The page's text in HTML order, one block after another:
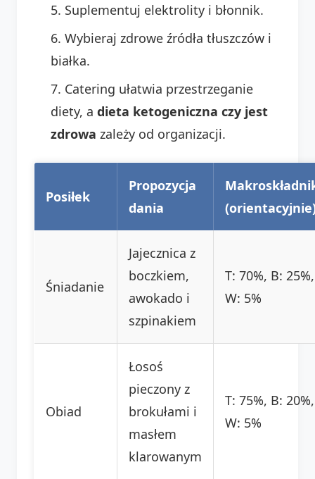
Suplementuj elektrolity i błonnik.
Wybieraj zdrowe źródła tłuszczów i
białka.
Catering ułatwia przestrzeganie
diety, a dieta ketogeniczna czy jest
zdrowa zależy od organizacji.
Posiłek
Propozycja
dania
Śniadanie
Jajecznica z
boczkiem,
awokado i
szpinakiem
T: 70%, B: 25%,
W: 5%
Obiad
Łosoś
pieczony z
brokułami i
masłem
klarowanym
T: 75%, B: 20%,
W: 5%